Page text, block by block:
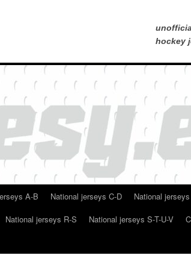
hockey
A-B National jerseys C-D
National
National jerseys R-S National jerseys S-T-U-V